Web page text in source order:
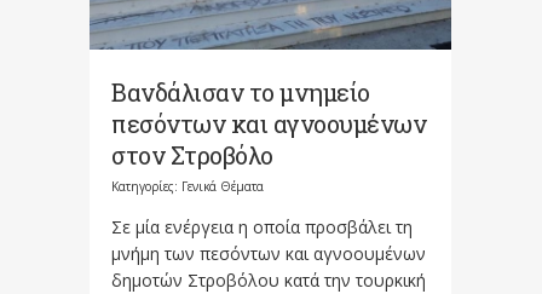
Βανδάλισαν το μνημείο
πεσόντων και αγνοουμένων
στον Στροβόλο
Κατηγορίες: Γενικά Θέματα
Σε μία ενέργεια η οποία προσβάλει τη
μνήμη των πεσόντων και αγνοουμένων
δημοτών Στροβόλου κατά την τουρκική